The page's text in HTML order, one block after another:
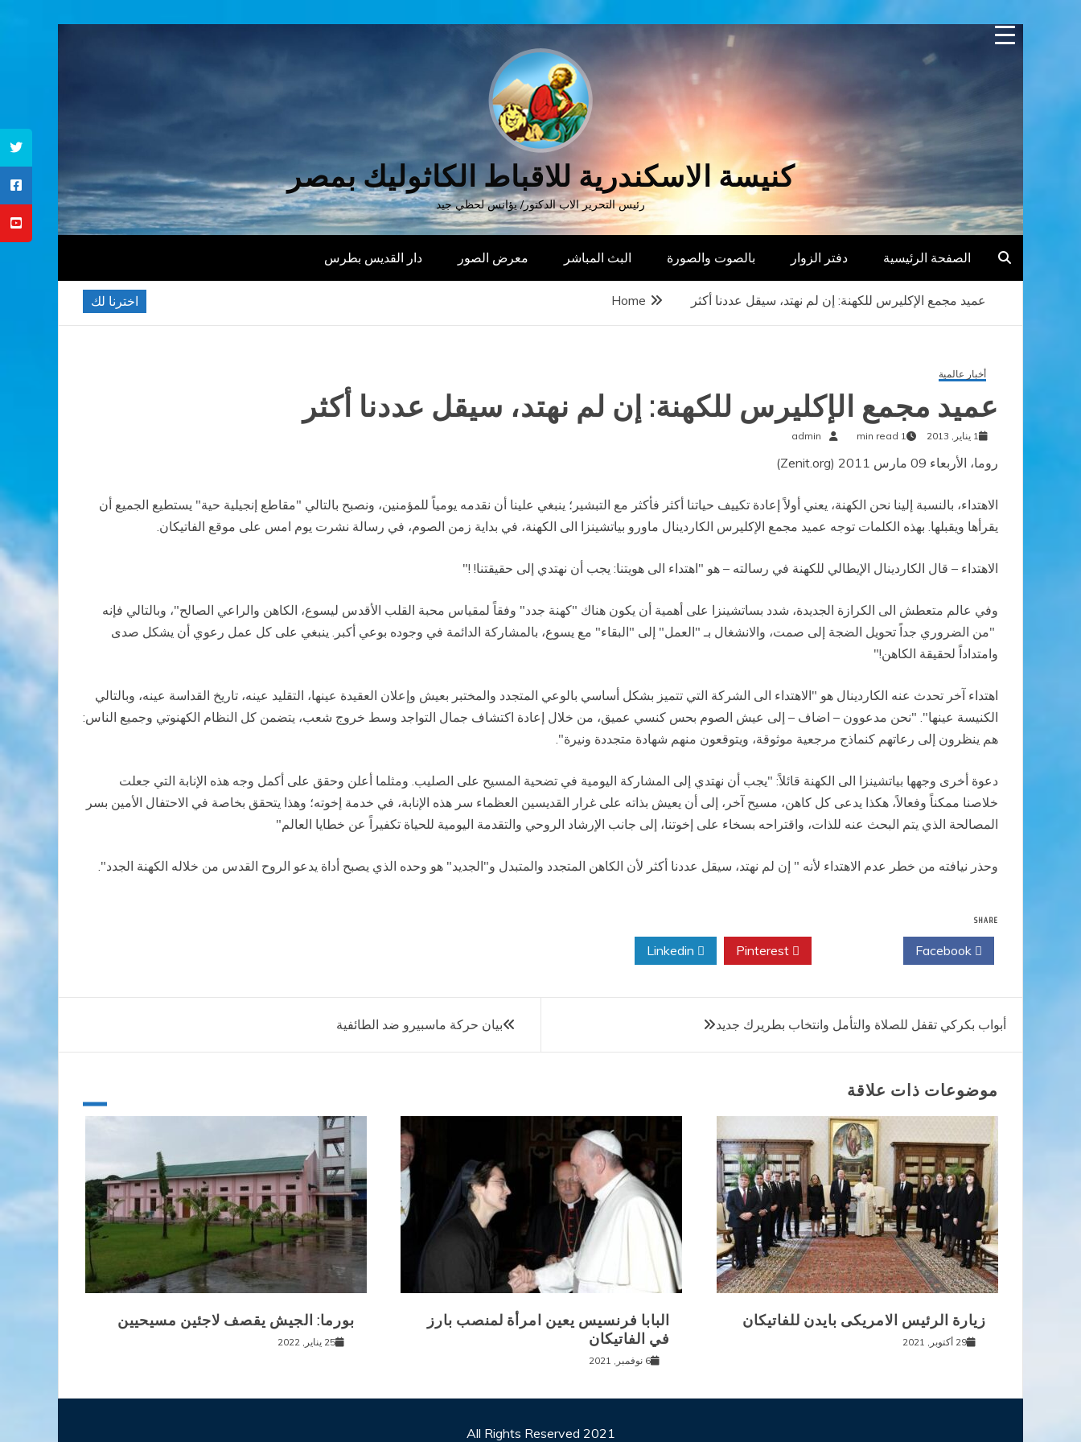
Skip
كنيسة الاسكندرية للاقباط الكاثوليك بمصر
رئيس التحرير الاب الدكتور/ يؤانس لحظي جيد
الصفحة الرئيسية دفتر الزوار بالصوت والصورة البث المباشر معرض الصور دار القديس بطرس
اخترنا لك Home عميد مجمع الإكليرس للكهنة: إن لم نهتد، سيقل عددنا أكثر
أخبار عالمية
عميد مجمع الإكليرس للكهنة: إن لم نهتد، سيقل عددنا أكثر
1 يناير, 2013 1 min read
admin
روما، الأربعاء 09 مارس 2011 (Zenit.org)
الاهتداء، بالنسبة إلينا نحن الكهنة، يعني أولاً إعادة تكييف حياتنا أكثر فأكثر مع التبشير؛ ينبغي علينا أن نقدمه يومياً للمؤمنين، ونصبح بالتالي "مقاطع إنجيلية حية" يستطيع الجميع أن
يقرأها ويقبلها. بهذه الكلمات توجه عميد مجمع الإكليرس الكاردينال ماورو بياتشينزا الى الكهنة، في بداية زمن الصوم، في رسالة نشرت يوم امس على موقع الفاتيكان.
الاهتداء – قال الكاردينال الإيطالي للكهنة في رسالته – هو "اهتداء الى هويتنا: يجب أن نهتدي إلى حقيقتنا! !"
وفي عالم متعطش الى الكرازة الجديدة، شدد بساتشينزا على أهمية أن يكون هناك "كهنة جدد" وفقاً لمقياس محبة القلب الأقدس ليسوع، الكاهن والراعي الصالح"، وبالتالي فإنه
"من الضروري جداً تحويل الضجة إلى صمت، والانشغال بـ "العمل" إلى "البقاء" مع يسوع، بالمشاركة الدائمة في وجوده بوعي أكبر. ينبغي على كل عمل رعوي أن يشكل صدى
وامتداداً لحقيقة الكاهن!"
اهتداء آخر تحدث عنه الكاردينال هو "الاهتداء الى الشركة التي تتميز بشكل أساسي بالوعي المتجدد والمختبر بعيش وإعلان العقيدة عينها، التقليد عينه، تاريخ القداسة عينه، وبالتالي
الكنيسة عينها". "نحن مدعوون – اضاف – إلى عيش الصوم بحس كنسي عميق، من خلال إعادة اكتشاف جمال التواجد وسط خروج شعب، يتضمن كل النظام الكهنوتي وجميع الناس:
هم ينظرون إلى رعاتهم كنماذج مرجعية موثوقة، ويتوقعون منهم شهادة متجددة ونيرة".
دعوة أخرى وجهها بياتشينزا الى الكهنة قائلاً: "يجب أن نهتدي إلى المشاركة اليومية في تضحية المسيح على الصليب. ومثلما أعلن وحقق على أكمل وجه هذه الإنابة التي جعلت
خلاصنا ممكناً وفعالاً، هكذا يدعى كل كاهن، مسيح آخر، إلى أن يعيش بذاته على غرار القديسين العظماء سر هذه الإنابة، في خدمة إخوته؛ وهذا يتحقق بخاصة في الاحتفال الأمين بسر
المصالحة الذي يتم البحث عنه للذات، واقتراحه بسخاء على إخوتنا، إلى جانب الإرشاد الروحي والتقدمة اليومية للحياة تكفيراً عن خطايا العالم"
وحذر نيافته من خطر عدم الاهتداء لأنه " إن لم نهتد، سيقل عددنا أكثر لأن الكاهن المتجدد والمتبدل و"الجديد" هو وحده الذي يصبح أداة يدعو الروح القدس من خلاله الكهنة الجدد".
SHARE
تصفّح
المقالات
بيان حركة ماسبيرو ضد الطائفية أبواب بكركي تقفل للصلاة والتأمل وانتخاب بطريرك جديد
موضوعات ذات علاقة
بورما: الجيش يقصف لاجئين مسيحيين
25 يناير, 2022
البابا فرنسيس يعين امرأة لمنصب بارز
في الفاتيكان
6 نوفمبر, 2021
زيارة الرئيس الامريكى بايدن للفاتيكان
29 أكتوبر, 2021
All Rights Reserved 2021